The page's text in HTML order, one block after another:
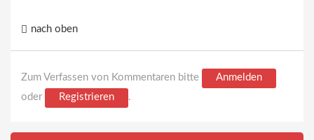
nach oben
Zum Verfassen von Kommentaren bitte
Anmelden
oder
Registrieren .